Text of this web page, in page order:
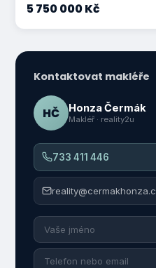
5 750 000 Kč
Kontaktovat makléře
HČ Honza Čermák
Makléř · reality2u
733 411 446